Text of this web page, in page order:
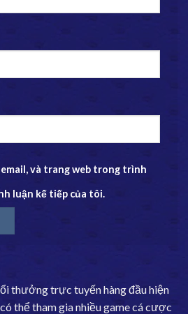
và trang web trong trình
luận kế tiếp của tôi.
thưởng trực tuyến hàng đầu hiện
thể tham gia nhiều game cá cược